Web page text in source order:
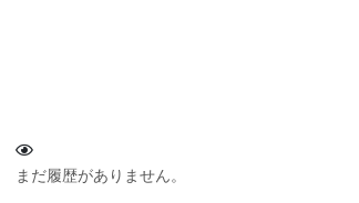
まだ履歴がありません。